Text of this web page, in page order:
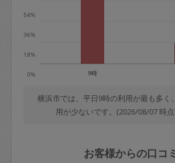
0%
18%
36%
54%
9時
横浜市では、平日9時の利用が最も多く
用が少ないです。(2026/08/07 時
お客様からの口コ